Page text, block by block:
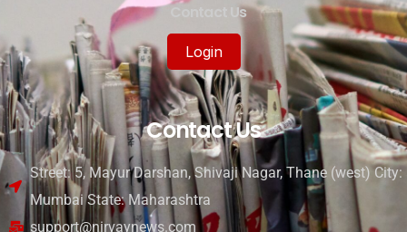
Contact Us
Login
Contact Us
Street: 5, Mayur Darshan, Shivaji Nagar, Thane (west) City:
Mumbai State: Maharashtra
support@nirvaynews.com